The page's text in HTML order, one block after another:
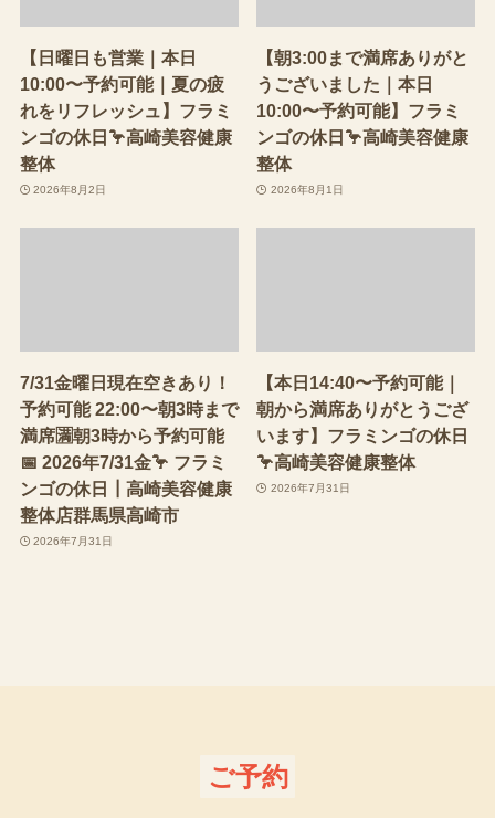
【日曜日も営業｜本日
10:00〜予約可能｜夏の疲
れをリフレッシュ】フラミ
ンゴの休日🦩高崎美容健康
整体
2026年8月2日
【朝3:00まで満席ありがと
うございました｜本日
10:00〜予約可能】フラミ
ンゴの休日🦩高崎美容健康
整体
2026年8月1日
7/31金曜日現在空きあり！
予約可能 22:00〜朝3時まで
満席🈵朝3時から予約可能
📅 2026年7/31金🦩 フラミ
ンゴの休日┃高崎美容健康
整体店群馬県高崎市
2026年7月31日
【本日14:40〜予約可能｜
朝から満席ありがとうござ
います】フラミンゴの休日
🦩高崎美容健康整体
2026年7月31日
ご予約